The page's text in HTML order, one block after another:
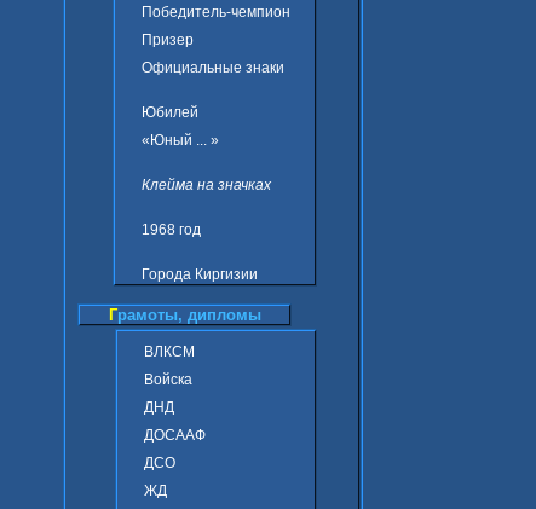
Победитель-чемпион
Призер
Официальные знаки
Юбилей
«Юный ... »
Клейма на значках
1968 год
Города Киргизии
Грамоты, дипломы
ВЛКСМ
Войска
ДНД
ДОСААФ
ДСО
ЖД